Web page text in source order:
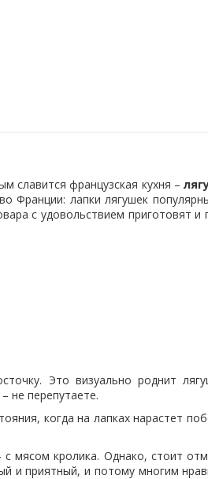
славится французская кухня –
Франции: лапки лягушек
с удовольствием приготовят и
Это визуально роднит
не перепутаете.
когда на лапках нарастет
мясом кролика. Однако, стоит
и приятный, и потому многим